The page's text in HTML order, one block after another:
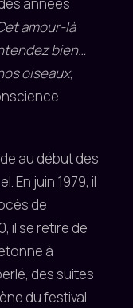
amour-là
bien…
oiseaux,
au début des
En juin 1979, il
de
il se retire de
à
des suites
du festival